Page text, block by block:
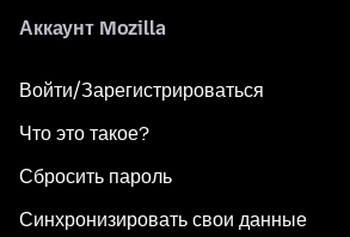
Аккаунт Mozilla
Войти/Зарегистрироваться
Что это такое?
Сбросить пароль
Синхронизировать свои данные